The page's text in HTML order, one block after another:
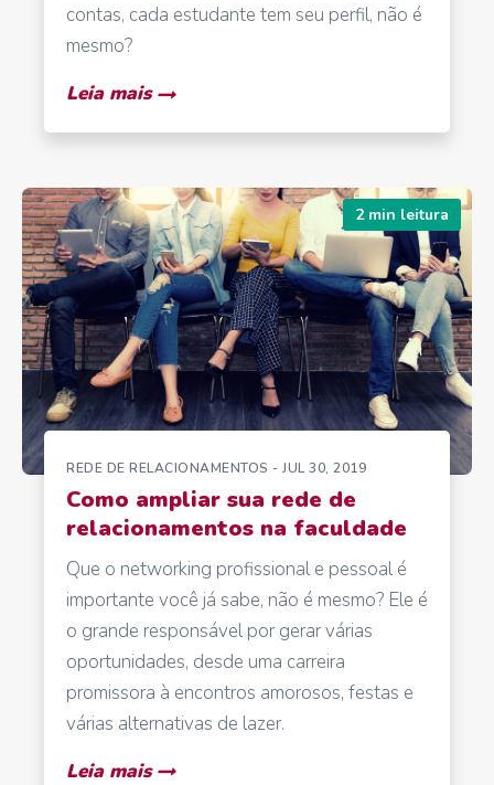
contas, cada estudante tem seu perfil, não é
mesmo?
Leia mais
2 min leitura
REDE DE RELACIONAMENTOS - JUL 30, 2019
Como ampliar sua rede de
relacionamentos na faculdade
Que o networking profissional e pessoal é
importante você já sabe, não é mesmo? Ele é
o grande responsável por gerar várias
oportunidades, desde uma carreira
promissora à encontros amorosos, festas e
várias alternativas de lazer.
Leia mais